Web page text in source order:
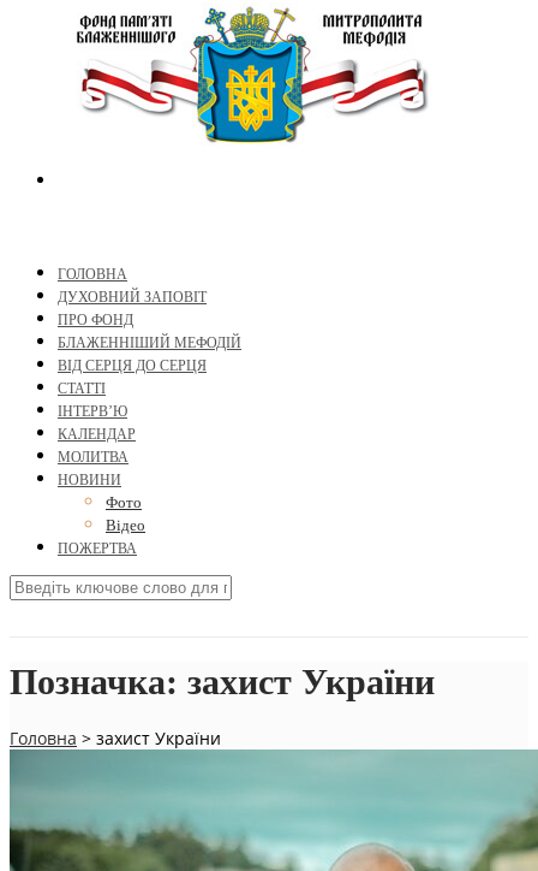
ГОЛОВНА
ДУХОВНИЙ ЗАПОВІТ
ПРО ФОНД
БЛАЖЕННІШИЙ МЕФОДІЙ
ВІД СЕРЦЯ ДО СЕРЦЯ
СТАТТІ
ІНТЕРВ’Ю
КАЛЕНДАР
МОЛИТВА
НОВИНИ
Фото
Відео
ПОЖЕРТВА
Позначка: захист України
Головна > захист України